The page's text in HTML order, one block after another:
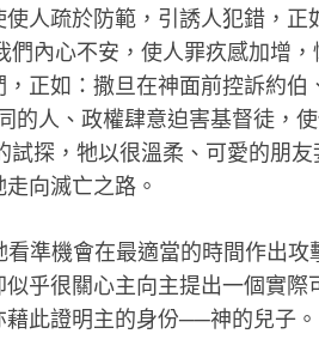
人疏於防範，引誘人犯錯，正
內心不安，使人罪疚感加增
正如：撒旦在神面前控訴約伯
的人、政權肆意迫害基督徒，
探，牠以很溫柔、可愛的朋友
向滅亡之路。
準機會在最適當的時間作出攻
乎很關心主向主提出一個實際
此證明主的身份──神的兒子。